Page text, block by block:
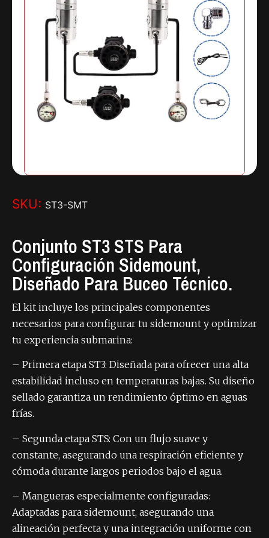
SKU: ST3-SMT
Conjunto ST3 STS Para
Configuración Sidemount,
Diseñado Para Buceo Técnico.
El kit incluye los principales componentes
necesarios para configurar tu sidemount y optimizar
tu experiencia submarina:
– Primera etapa ST3: Diseñada para ofrecer una alta
estabilidad incluso en temperaturas bajas. Su diseño
sellado garantiza un rendimiento óptimo en aguas
frías.
– Segunda etapa STS: Con un flujo suave y
constante, asegurando una respiración eficiente y
cómoda durante largos periodos bajo el agua.
– Mangueras especialmente configuradas:
Adaptadas para sidemount, asegurando una
alineación perfecta y una integración uniforme con